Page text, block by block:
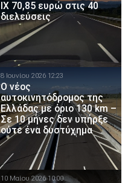
ΙΧ 70,85 ευρώ στις 40
διελεύσεις
8 Ιουνίου 2026 12:23
Ο νέος
αυτοκινητόδρομος της
Ελλάδας με όριο 130 km –
Σε 10 μήνες δεν υπήρξε
ούτε ένα δυστύχημα
10 Μαίου 2026 10:00